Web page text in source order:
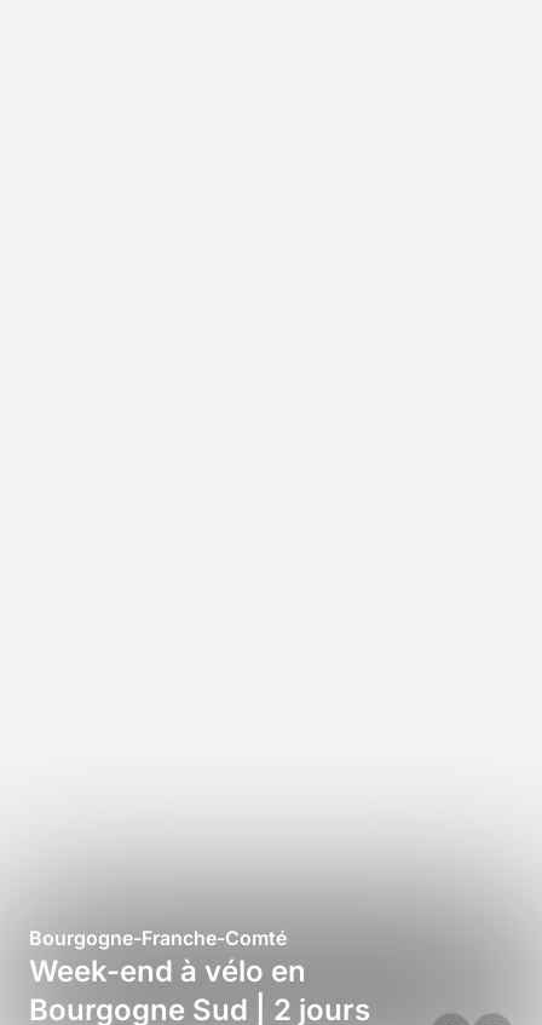
Bourgogne-Franche-Comté
Week-end à vélo en
Bourgogne Sud | 2 jours